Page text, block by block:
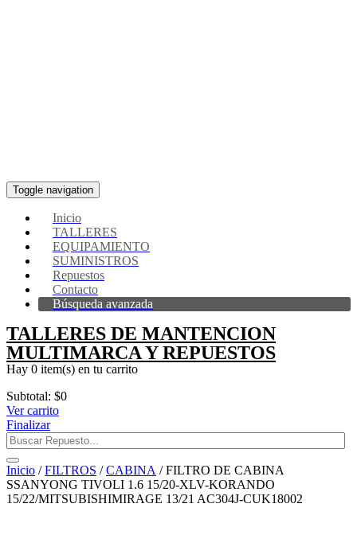
Toggle navigation
Inicio
TALLERES
EQUIPAMIENTO
SUMINISTROS
Repuestos
Contacto
Búsqueda avanzada
TALLERES DE MANTENCION
MULTIMARCA Y REPUESTOS
Hay 0 item(s) en tu carrito
Subtotal: $0
Ver carrito
Finalizar
Inicio /FILTROS /CABINA / FILTRO DE CABINA
SSANYONG TIVOLI 1.6 15/20-XLV-KORANDO
15/22/MITSUBISHIMIRAGE 13/21 AC304J-CUK18002